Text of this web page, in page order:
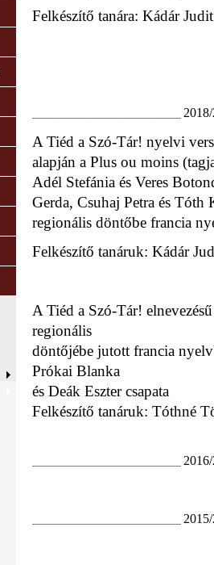
Felkészítő tanára: Kádár
A Tiéd a Szó-Tár! nyelvi
alapján a Plus ou moins
Adél Stefánia és Veres
Gerda, Csuhaj Petra és
regionális döntőbe francia
Felkészítő tanáruk: Kádár
A Tiéd a Szó-Tár!
regionális
döntőjébe jutott francia
Prókai Blanka
és Deák Eszter csapata
Felkészítő tanáruk: Tóthné